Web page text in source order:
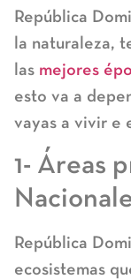
República
la naturaleza,
las mejores
esto va a
vayas a vivir e
1- Áreas
República
ecosistemas